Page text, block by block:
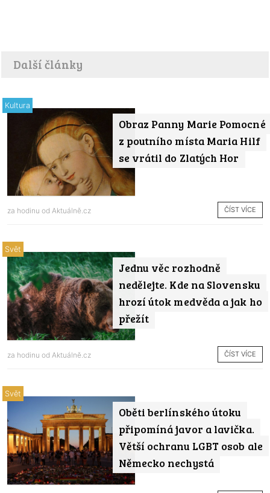
Další články
Obraz Panny Marie Pomocné
z poutního místa Maria Hilf
se vrátil do Zlatých Hor
Kultura
za hodinu od Aktuálně.cz ČÍST VÍCE
Jednu věc rozhodně
nedělejte. Kde na Slovensku
hrozí útok medvěda a jak ho
přežít
Svět
za hodinu od Aktuálně.cz ČÍST VÍCE
Oběti berlínského útoku
připomíná javor a lavička.
Větší ochranu LGBT osob ale
Německo nechystá
Svět